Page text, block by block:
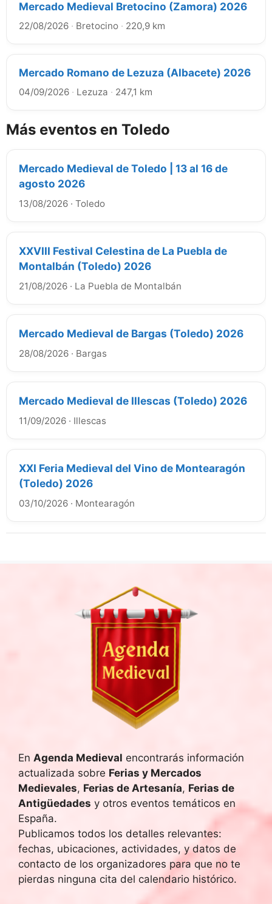
Mercado Medieval Bretocino (Zamora) 2026
22/08/2026 · Bretocino · 220,9 km
Mercado Romano de Lezuza (Albacete) 2026
04/09/2026 · Lezuza · 247,1 km
Más eventos en Toledo
Mercado Medieval de Toledo | 13 al 16 de
agosto 2026
13/08/2026 · Toledo
XXVIII Festival Celestina de La Puebla de
Montalbán (Toledo) 2026
21/08/2026 · La Puebla de Montalbán
Mercado Medieval de Bargas (Toledo) 2026
28/08/2026 · Bargas
Mercado Medieval de Illescas (Toledo) 2026
11/09/2026 · Illescas
XXI Feria Medieval del Vino de Montearagón
(Toledo) 2026
03/10/2026 · Montearagón
En Agenda Medieval encontrarás información
actualizada sobre Ferias y Mercados
Medievales, Ferias de Artesanía, Ferias de
Antigüedades y otros eventos temáticos en
España.
Publicamos todos los detalles relevantes:
fechas, ubicaciones, actividades, y datos de
contacto de los organizadores para que no te
pierdas ninguna cita del calendario histórico.